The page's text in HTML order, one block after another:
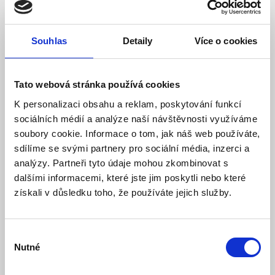
Souhlas Detaily Více o cookies
Tato webová stránka používá cookies
K personalizaci obsahu a reklam, poskytování funkcí
sociálních médií a analýze naší návštěvnosti využíváme
soubory cookie. Informace o tom, jak náš web používáte,
sdílíme se svými partnery pro sociální média, inzerci a
analýzy. Partneři tyto údaje mohou zkombinovat s
dalšími informacemi, které jste jim poskytli nebo které
získali v důsledku toho, že používáte jejich služby.
souhlasu
Nutné
LEXI-Net Keystone Cat 5e FTP dual
Dostupnost:Skladem
54 Kč
Detail Do košíku